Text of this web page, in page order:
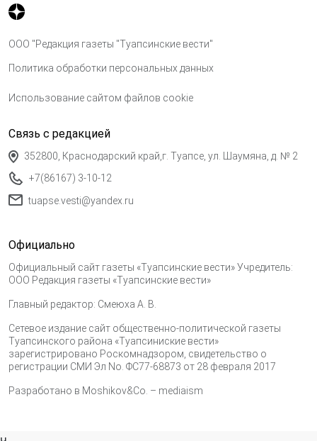
ООО "Редакция газеты "Туапсинские вести"
Политика обработки персональных данных
Использование сайтом файлов cookie
Связь с редакцией
352800, Краснодарский край,г. Туапсе, ул. Шаумяна, д. № 2
+7(86167) 3-10-12
tuapse.vesti@yandex.ru
Официально
Официальный сайт газеты «Туапсинские вести» Учредитель:
ООО Редакция газеты «Туапсинские вести»
Главный редактор: Смеюха А. В.
Сетевое издание сайт общественно-политической газеты
Туапсинского района «Туапсиниские вести»
зарегистрировано Роскомнадзором, свидетельство о
регистрации СМИ Эл No. ФС77-68873 от 28 февраля 2017
Разработано в Moshikov&Co. – mediaism